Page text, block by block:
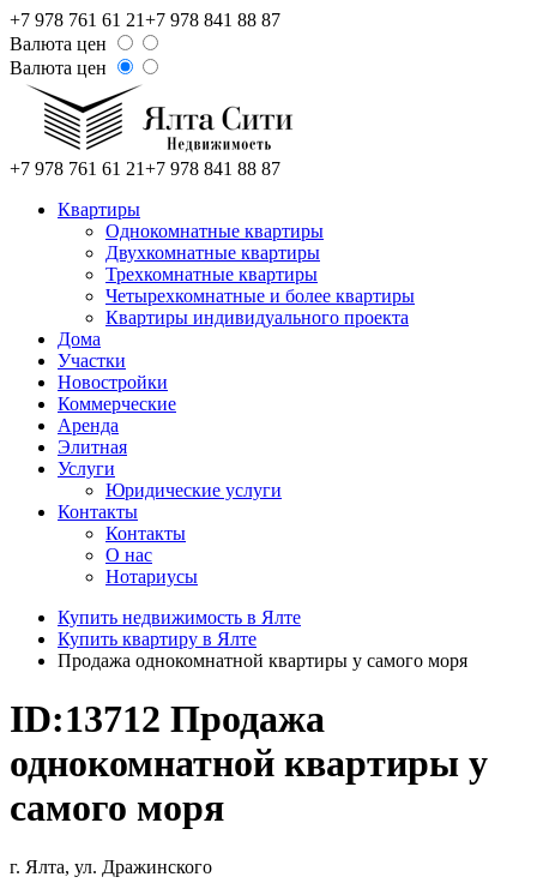
+7 978 761 61 21+7 978 841 88 87
Валюта цен
Валюта цен
+7 978 761 61 21+7 978 841 88 87
Квартиры
Однокомнатные квартиры
Двухкомнатные квартиры
Трехкомнатные квартиры
Четырехкомнатные и более квартиры
Квартиры индивидуального проекта
Дома
Участки
Новостройки
Коммерческие
Аренда
Элитная
Услуги
Юридические услуги
Контакты
Контакты
О нас
Нотариусы
Купить недвижимость в Ялте
Купить квартиру в Ялте
Продажа однокомнатной квартиры у самого моря
ID:13712 Продажа
однокомнатной квартиры у
самого моря
г. Ялта, ул. Дражинского